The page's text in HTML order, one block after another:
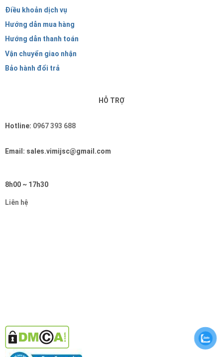
Điều khoản dịch vụ
Hướng dẫn mua hàng
Hướng dẫn thanh toán
Vận chuyển giao nhận
Bảo hành đổi trả
HỖ TRỢ
Hotline: 0967 393 688
Email: sales.vimijsc@gmail.com
8h00 ~ 17h30
Liên hệ